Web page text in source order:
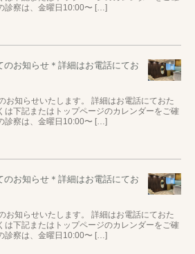
診察は、金曜日10:00〜 […]
のお知らせ＊詳細はお電話にてお
お知らせいたします。 詳細はお電話にておた
下記またはトップページのカレンダーをご確
診察は、金曜日10:00〜 […]
のお知らせ＊詳細はお電話にてお
お知らせいたします。 詳細はお電話にておた
下記またはトップページのカレンダーをご確
診察は、金曜日10:00〜 […]